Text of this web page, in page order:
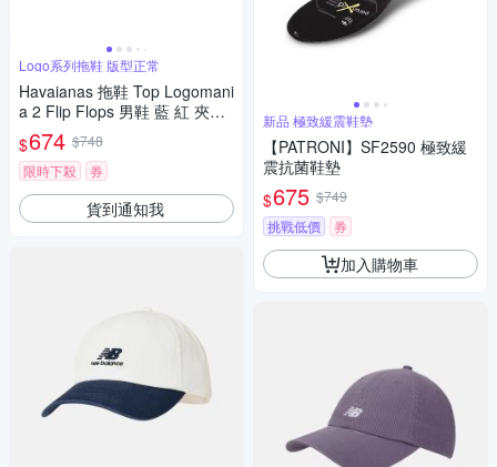
Logo系列拖鞋 版型正常
Havaianas 拖鞋 Top Logomani
a 2 Flip Flops 男鞋 藍 紅 夾腳
拖 人字拖 哈瓦仕 4145741021
2U
$674 $748
限時下殺
券
貨到通知我
新品 極致緩震鞋墊
【PATRONI】SF2590 極致緩
震抗菌鞋墊
$675 $749
挑戰低價
券
加入購物車